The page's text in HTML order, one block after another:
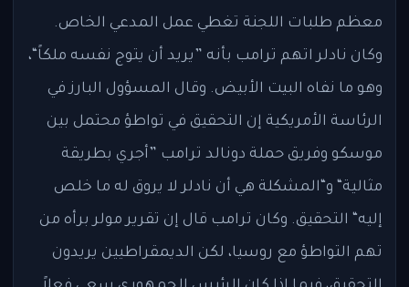
معظم طلبات اللجنة تغطي عمل المدعي الخاص.
وكان نادلر اتهم ترامب بأنه ”يريد أن يتوج نفسه ملكاً“،
وهو ما نفاه البيت الأبيض. وقال المسؤول البارز في
الرئاسة الأمريكية إن التحقيق في تواطؤ محتمل بين
موسكو وفريق حملة دونالد ترامب ”أجري بطريقة
مثالية“ و“المشكلة هي أن نادلر لا يروق له ما خلص
إليه“ التحقيق. وكان ترامب قال إن تقرير مولر برأه من
تهم التواطؤ مع روسيا، لكن الديمقراطيين يريدون